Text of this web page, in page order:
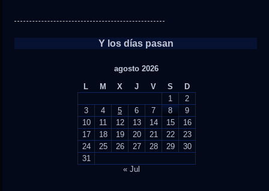
Y los días pasan
agosto 2026
L
M X J V S
D
1
2
3
4 5 6 7 8
9
10
11 12 13 14 15
16
17
18 19 20 21 22
23
24
25 26 27 28 29
30
31
« Jul